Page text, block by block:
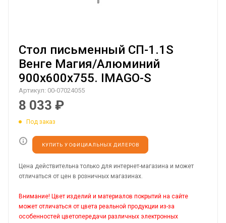
Стол письменный СП-1.1S
Венге Магия/Алюминий
900х600х755. IMAGO-S
Артикул: 00-07024055
8 033 ₽
Под заказ
КУПИТЬ У ОФИЦИАЛЬНЫХ ДИЛЕРОВ
Цена действительна только для интернет-магазина и может
отличаться от цен в розничных магазинах.
Внимание! Цвет изделий и материалов покрытий на сайте
может отличаться от цвета реальной продукции из-за
особенностей цветопередачи различных электронных